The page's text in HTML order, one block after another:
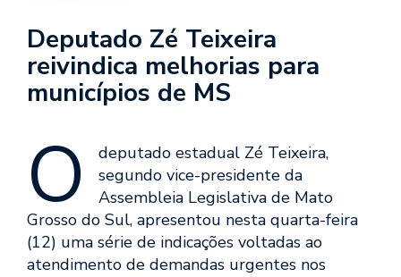
Deputado Zé Teixeira
reivindica melhorias para
municípios de MS
O
deputado estadual Zé Teixeira,
segundo vice-presidente da
Assembleia Legislativa de Mato
Grosso do Sul, apresentou nesta quarta-feira
(12) uma série de indicações voltadas ao
atendimento de demandas urgentes nos